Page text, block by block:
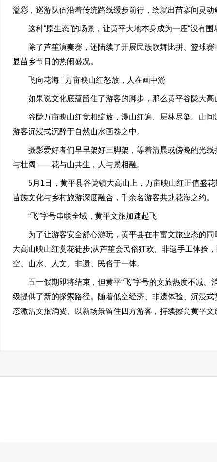
溢彩，巡游队伍沿着传统路线缓步前行，绘就出苗寨间灵动
这种“原生态”的场景，让黄平大地本身成为一座“没有围
除了芦笙演奏赛，还陆续了开展民族歌舞比拼、篮球赛
显苗乡节日的热闹盛况。
飞向花海 | 万亩映山红怒放，人在画中游
如果说文化底蕴留住了游客的脚步，那么黄平谷陇大高
谷陇万亩映山红竞相绽放，漫山红遍、层林尽染。山间
游客沉浸式沉醉于自然山水画卷之中。
摄影爱好者们早早架好三脚架，等着清晨或傍晚的光线
与壮阔——花与山共生，人与景相融。
5月1日，黄平县谷陇镇大高山上，万亩映山红正值盛花
苗族文化与乡村旅游深度融合，千余名游客共赴花海之约。
“飞”字号串联全域，黄平文旅加速起飞
为了让游客安全舒心游玩，黄平县在丰富文旅业态的同
大高山映山红赏花徒步;从芦笙会民俗狂欢、非遗手工体验
空、山水、人文、非遗、民俗于一体。
五一假期即将结束，但黄平“飞”字号的文旅热度不减、
级提供了新的探索路径。随着低空经济、非遗体验、沉浸
态激活文旅消费、以新场景留住四方游客，持续擦亮黄平文